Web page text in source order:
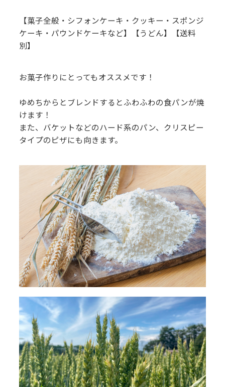
【菓子全般・シフォンケーキ・クッキー・スポンジ
ケーキ・パウンドケーキなど】【うどん】【送料
別】
お菓子作りにとってもオススメです！
ゆめちからとブレンドするとふわふわの食パンが焼
けます！
また、バケットなどのハード系のパン、クリスピー
タイプのピザにも向きます。